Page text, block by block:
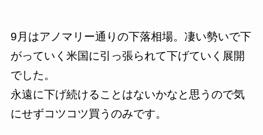
9月はアノマリー通りの下落相場。凄い勢いで下
がっていく米国に引っ張られて下げていく展開
でした。
永遠に下げ続けることはないかなと思うので気
にせずコツコツ買うのみです。